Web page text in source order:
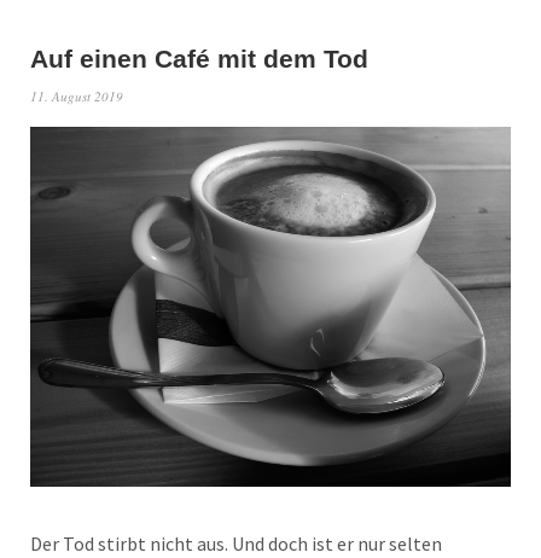
Auf einen Café mit dem Tod
11. August 2019
Der Tod stirbt nicht aus. Und doch ist er nur selten